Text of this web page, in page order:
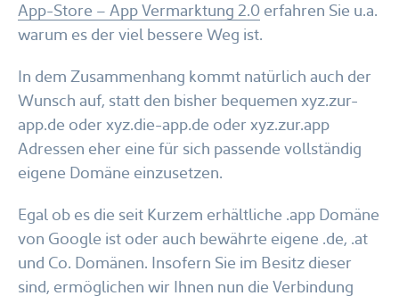
App-Store – App Vermarktung 2.0 erfahren Sie u.a.
warum es der viel bessere Weg ist.
In dem Zusammenhang kommt natürlich auch der
Wunsch auf, statt den bisher bequemen xyz.zur-
app.de oder xyz.die-app.de oder xyz.zur.app
Adressen eher eine für sich passende vollständig
eigene Domäne einzusetzen.
Egal ob es die seit Kurzem erhältliche .app Domäne
von Google ist oder auch bewährte eigene .de, .at
und Co. Domänen. Insofern Sie im Besitz dieser
sind, ermöglichen wir Ihnen nun die Verbindung